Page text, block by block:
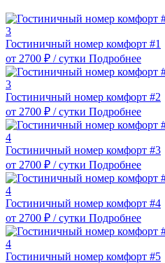
3
Гостиничный номер комфорт #1
от 2700 ₽ / сутки Подробнее
3
Гостиничный номер комфорт #2
от 2700 ₽ / сутки Подробнее
4
Гостиничный номер комфорт #3
от 2700 ₽ / сутки Подробнее
4
Гостиничный номер комфорт #4
от 2700 ₽ / сутки Подробнее
4
Гостиничный номер комфорт #5